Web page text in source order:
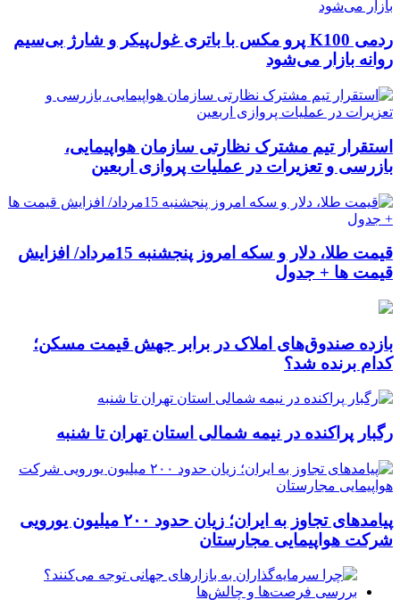
ردمی K100 پرو مکس با باتری غول‌پیکر و شارژ بی‌سیم
روانه بازار می‌شود
استقرار تیم مشترک نظارتی سازمان هواپیمایی،
بازرسی و تعزیرات در عملیات پروازی اربعین
قیمت طلا، دلار و سکه امروز پنجشنبه 15مرداد/ افزایش
قیمت ها + جدول
بازده صندوق‌های املاک در برابر جهش قیمت مسکن؛
کدام برنده شد؟
رگبار پراکنده در نیمه شمالی استان تهران تا شنبه
پیامدهای تجاوز به ایران؛ زیان حدود ۲۰۰ میلیون یورویی
شرکت هواپیمایی مجارستان